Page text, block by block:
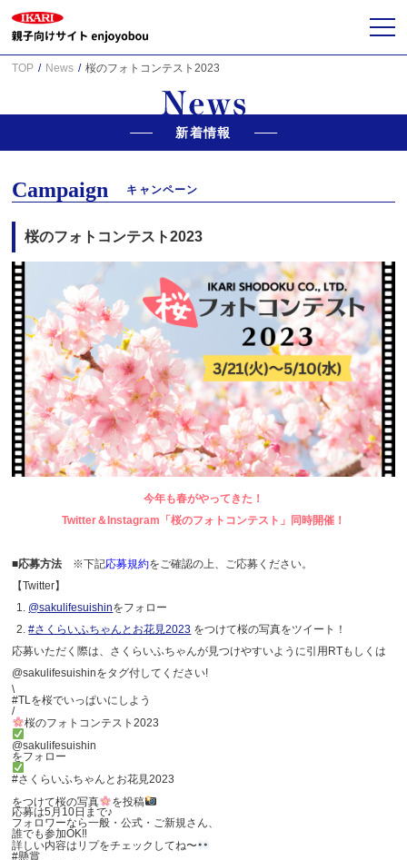
TOP News 桜のフォトコンテスト2023
新着情報
Campaign キャンペーン
桜のフォトコンテスト2023
今年も春がやってきた！
Twitter＆Instagram「桜のフォトコンテスト」同時開催！
■応募方法 ※下記応募規約をご確認の上、ご応募ください。
【Twitter】
@sakulifesuishinをフォロー
#さくらいふちゃんとお花見2023 をつけて桜の写真をツイート！
応募いただく際は、さくらいふちゃんが見つけやすいように引用RTもしくは
@sakulifesuishinをタグ付してください!
\
#TLを桜でいっぱいにしよう
/
桜のフォトコンテスト2023
@sakulifesuishin
をフォロー
#さくらいふちゃんとお花見2023
をつけて桜の写真
を投稿
応募は5月10日まで♪
フォロワーなら一般・公式・ご新規さん、
誰でも参加OK‼
詳しい内容はリプをチェックしてね〜
#懸賞